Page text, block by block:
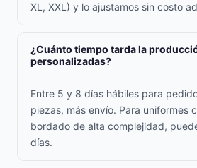
XL, XXL) y lo ajustamos sin costo
¿Cuánto tiempo tarda la
personalizadas?
Entre 5 y 8 días hábiles para
piezas, más envío. Para uniformes
bordado de alta complejidad,
días.